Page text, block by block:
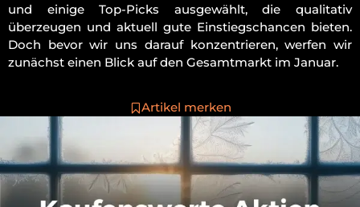
und einige Top-Picks ausgewählt, die qualitativ
überzeugen und aktuell gute Einstiegschancen bieten.
Doch bevor wir uns darauf konzentrieren, werfen wir
zunächst einen Blick auf den Gesamtmarkt im Januar.
Artikel merken